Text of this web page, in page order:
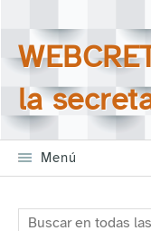
la
Menú
Buscar en todas las